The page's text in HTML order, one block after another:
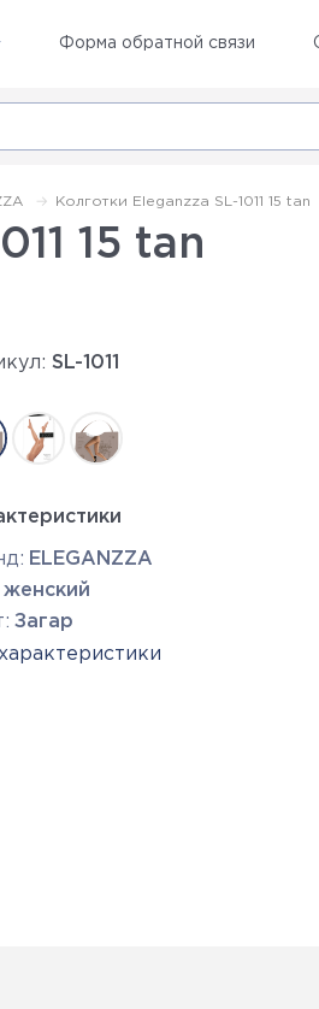
Форма обратной связи
Колготки Eleganzza SL-1011 15 tan
15 tan
SL-1011
ELEGANZZA
женский
Загар